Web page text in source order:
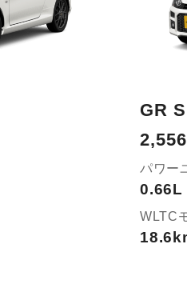
GR
パワー
0.66L
WLTC